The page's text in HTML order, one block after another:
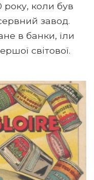
року, коли був
завод.
в банки, їли
світової.